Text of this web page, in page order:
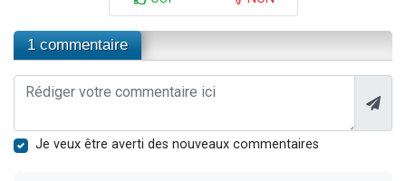
1 commentaire
Je veux être averti des nouveaux commentaires